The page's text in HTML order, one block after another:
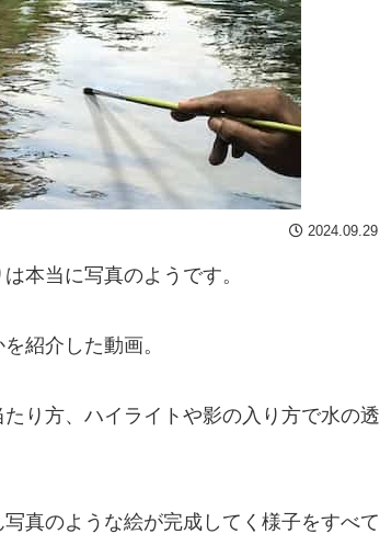
2024.09.29
本当に写真のようです。
紹介した動画。
り方、ハイライトや影の入り方で水の透
真のような絵が完成してく様子をすべて